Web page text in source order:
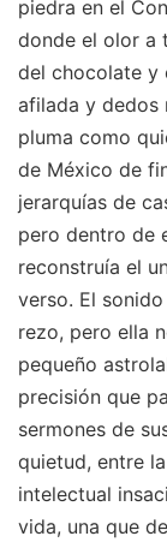
piedra en el
donde el olor a
del chocolate y
afilada y dedos
pluma como
de México de
jerarquías de
pero dentro de
reconstruía el
verso. El
rezo, pero ella
pequeño
precisión que
sermones de
quietud, entre
intelectual
vida, una que